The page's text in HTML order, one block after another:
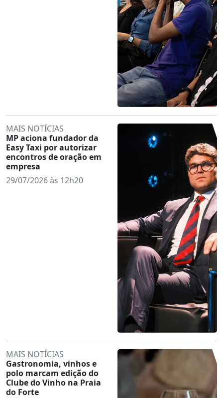
MAIS NOTÍCIAS
MP aciona fundador da
Easy Taxi por autorizar
encontros de oração em
empresa
29/07/2026 às 12h20
MAIS NOTÍCIAS
Gastronomia, vinhos e
polo marcam edição do
Clube do Vinho na Praia
do Forte